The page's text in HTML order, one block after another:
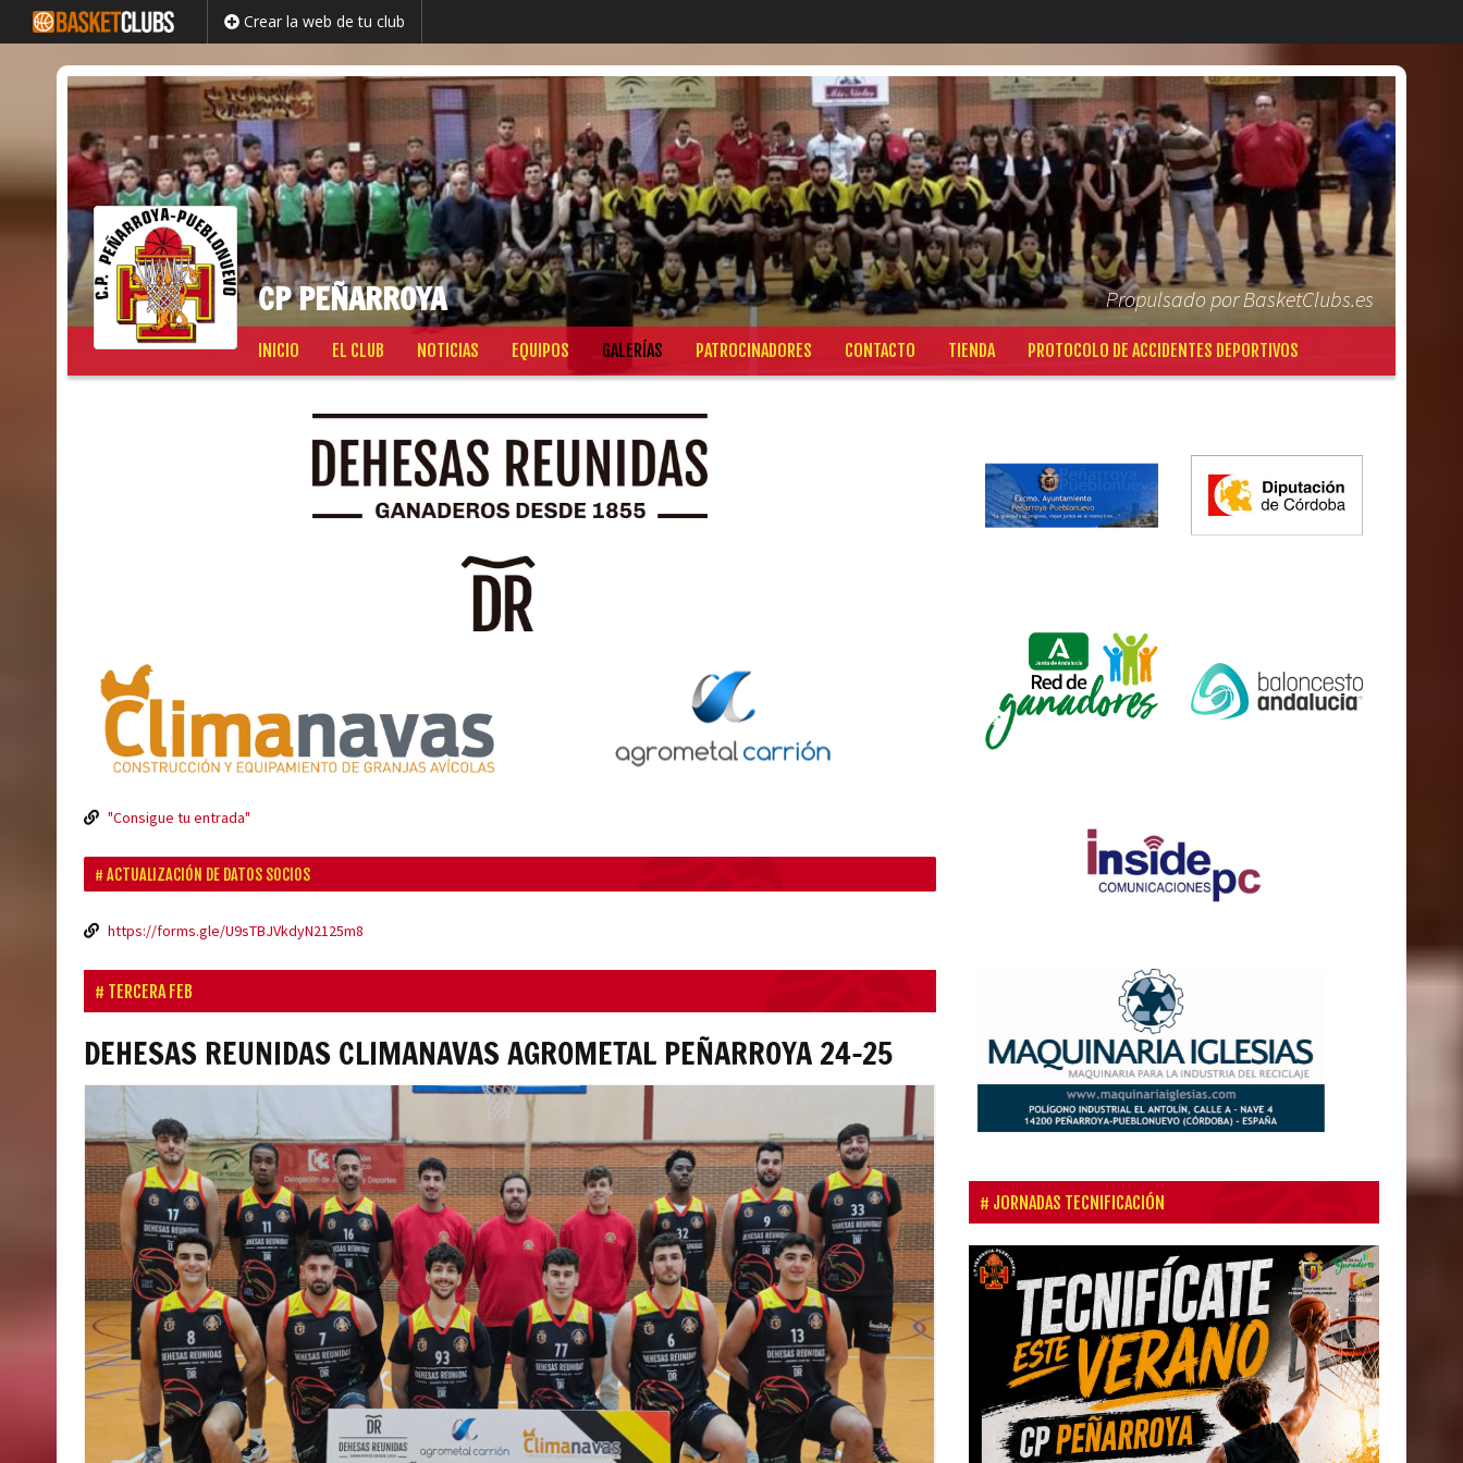
Crear la web de tu club
CP PEÑARROYA Propulsado por BasketClubs.es
INICIO EL CLUB NOTICIAS EQUIPOS GALERÍAS PATROCINADORES CONTACTO TIENDA PROTOCOLO DE ACCIDENTES DEPORTIVOS
"Consigue tu entrada"
ACTUALIZACIÓN DE DATOS SOCIOS
https://forms.gle/U9sTBJVkdyN2125m8
TERCERA FEB
DEHESAS REUNIDAS CLIMANAVAS AGROMETAL PEÑARROYA 24-25
JORNADAS TECNIFICACIÓN